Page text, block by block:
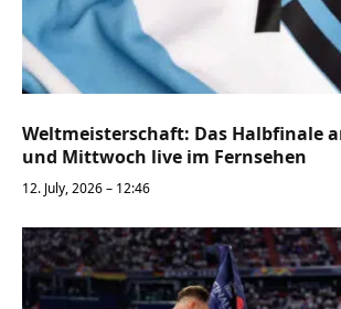
Weltmeisterschaft: Das Halbfinale
und Mittwoch live im Fernsehen
12. July, 2026 – 12:46